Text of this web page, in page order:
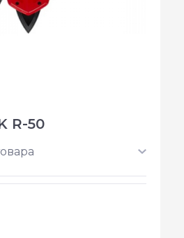
R-50